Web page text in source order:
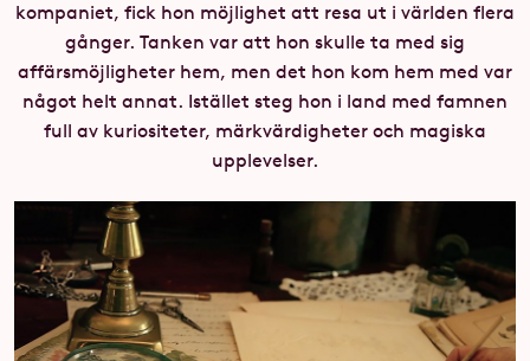
kompaniet, fick hon möjlighet att resa ut i världen flera
gånger. Tanken var att hon skulle ta med sig
affärsmöjligheter hem, men det hon kom hem med var
något helt annat. Istället steg hon i land med famnen
full av kuriositeter, märkvärdigheter och magiska
upplevelser.